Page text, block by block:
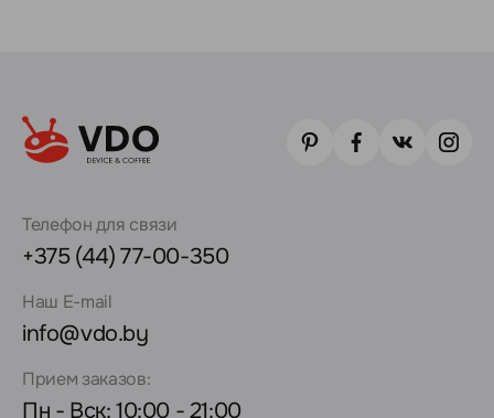
Телефон для связи
+375 (44) 77-00-350
Наш E-mail
info@vdo.by
Прием заказов:
Пн - Вск: 10:00 - 21:00